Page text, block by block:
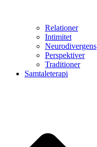
Relationer
Intimitet
Neurodivergens
Perspektiver
Traditioner
Samtaleterapi